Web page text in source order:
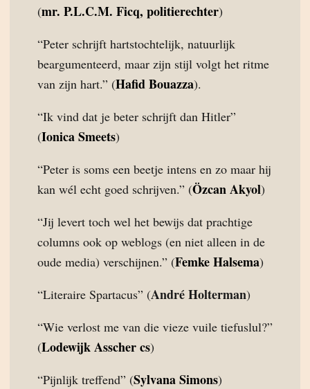
(mr. P.L.C.M. Ficq, politierechter)
“Peter schrijft hartstochtelijk, natuurlijk
beargumenteerd, maar zijn stijl volgt het ritme
van zijn hart.” (Hafid Bouazza).
“Ik vind dat je beter schrijft dan Hitler”
(Ionica Smeets)
“Peter is soms een beetje intens en zo maar hij
kan wél echt goed schrijven.” (Özcan Akyol)
“Jij levert toch wel het bewijs dat prachtige
columns ook op weblogs (en niet alleen in de
oude media) verschijnen.” (Femke Halsema)
“Literaire Spartacus” (André Holterman)
“Wie verlost me van die vieze vuile tiefuslul?”
(Lodewijk Asscher cs)
“Pijnlijk treffend” (Sylvana Simons)